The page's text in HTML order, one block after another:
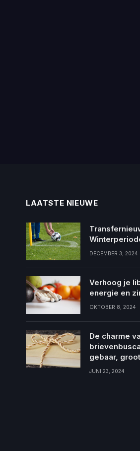
LAATSTE NIEUWE
DECEMBER 3, 2024
Verhoog je
energie en
OKTOBER 8, 2024
De charme
gebaar,
JUNI 23, 2024